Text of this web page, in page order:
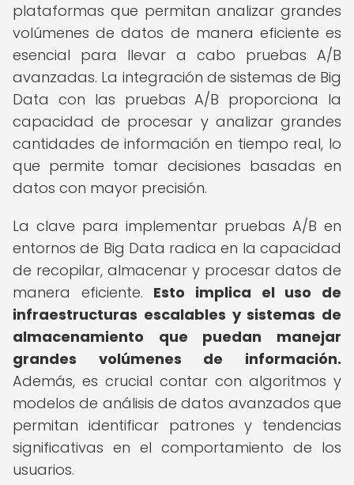
plataformas que permitan analizar grandes
volúmenes de datos de manera eficiente es
esencial para llevar a cabo pruebas A/B
avanzadas. La integración de sistemas de Big
Data con las pruebas A/B proporciona la
capacidad de procesar y analizar grandes
cantidades de información en tiempo real, lo
que permite tomar decisiones basadas en
datos con mayor precisión.
La clave para implementar pruebas A/B en
entornos de Big Data radica en la capacidad
de recopilar, almacenar y procesar datos de
manera eficiente. Esto implica el uso de
infraestructuras escalables y sistemas de
almacenamiento que puedan manejar
grandes volúmenes de información.
Además, es crucial contar con algoritmos y
modelos de análisis de datos avanzados que
permitan identificar patrones y tendencias
significativas en el comportamiento de los
usuarios.